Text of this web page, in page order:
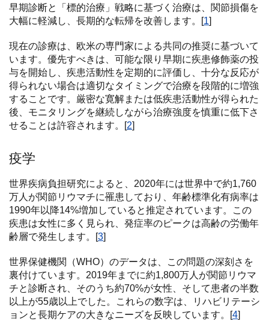
早期診断と「標的治療」戦略に基づく治療は、関節損傷を
大幅に軽減し、長期的な転帰を改善します。[1]
現在の診療は、欧米の専門家による共同の推奨に基づいて
います。優先すべきは、可能な限り早期に疾患修飾薬の投
与を開始し、疾患活動性を定期的に評価し、十分な反応が
得られない場合は適切なタイミングで治療を段階的に増強
することです。厳密な寛解または低疾患活動性が得られた
後、モニタリングを継続しながら治療強度を慎重に低下さ
せることは許容されます。[2]
疫学
世界疾病負担研究によると、2020年には世界中で約1,760
万人が関節リウマチに罹患しており、年齢標準化有病率は
1990年以降14%増加していると推定されています。この
疾患は女性に多く見られ、発症率のピークは高齢の労働年
齢層で発生します。[3]
世界保健機関（WHO）のデータは、この問題の深刻さを
裏付けています。2019年までに約1,800万人が関節リウマ
チと診断され、そのうち約70%が女性、そして患者の半数
以上が55歳以上でした。これらの数字は、リハビリテーシ
ョンと長期ケアの大きなニーズを反映しています。[4]